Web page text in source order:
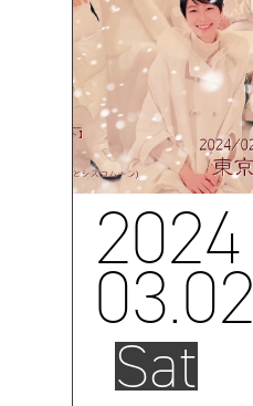
2024
03.02
Sat